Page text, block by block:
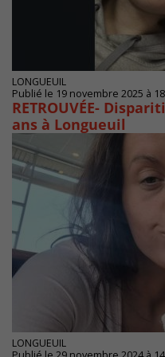
LONGUEUIL
Publié le 19 novembre 2025 à
RETROUVÉE-
ans à Longueuil
LONGUEUIL